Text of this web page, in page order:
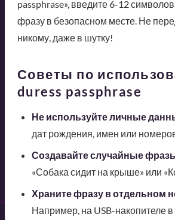
passphrase», введите 6-12
фразу в безопасном месте. Не
никому, даже в шутку!
Советы по
duress passphrase
Не используйте личные
дат рождения, имен или
Создавайте случайные
«Собака сидит на крыше» или
Храните фразу в отдельном
Например, на USB-накопителе